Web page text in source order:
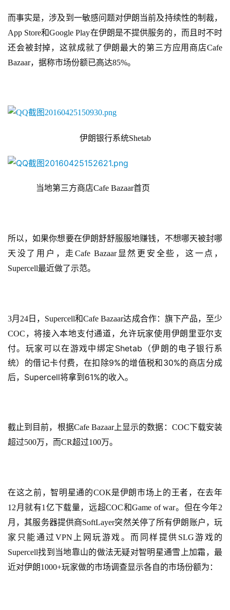
首
页
游
游
手
机
游
戏
单
而事实是，涉及到一敏感问题对伊朗当前及持续性的制裁，
App Store和Google Play在伊朗是不提供服务的，而且时不时
还会被封掉，这就成就了伊朗最大的第三方应用商店Cafe
Bazaar，据称市场份额已高达85%。
伊朗银行系统Shetab
当地第三方商店Cafe Bazaar首页
所以，如果你想要在伊朗舒舒服服地赚钱，不想哪天被封哪
天没了用户，走Cafe Bazaar显然更安全些，这一点，
Supercell最近做了示范。
3月24日，Supercell和Cafe Bazaar达成合作：旗下产品，至少
COC，将接入本地支付通道， 允许玩家使用伊朗里亚尔支
付。玩家可以在游戏中绑定Shetab（伊朗的电子银行系
统）的借记卡付费，在扣除9%的增值税和30%的商店分成
后，Supercell将拿到61%的收入。
截止到目前，根据Cafe Bazaar上显示的数据：COC下载安装
超过500万，而CR超过100万。
在这之前，智明星通的COK是伊朗市场上的王者，在去年
12月就有1亿下载量，远超COC和Game of war。但在今年2
月，其服务器提供商SoftLayer突然关停了所有伊朗账户，玩
家只能通过VPN上网玩游戏。而同样提供SLG游戏的
Supercell找到当地靠山的做法无疑对智明星通雪上加霜，最
近对伊朗1000+玩家做的市场调查显示各自的市场份额为：